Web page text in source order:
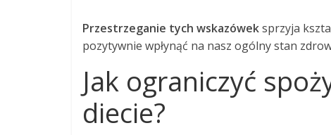
Przestrzeganie tych wskazóweksprzyja
pozytywnie wpłynąć na nasz ogólny stan
Jak ograniczyć
diecie?